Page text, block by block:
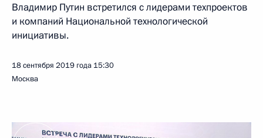
Владимир Путин встретился с лидерами техпроектов
и компаний Национальной технологической
инициативы.
18 сентября 2019 года 15:30
Москва